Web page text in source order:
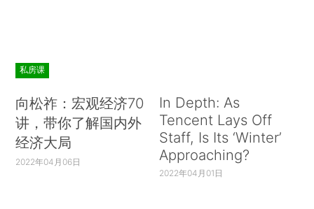
私房课
向松祚：宏观经济70
讲，带你了解国内外
经济大局
2022年04月06日
In Depth: As
Tencent Lays Off
Staff, Is Its ‘Winter’
Approaching?
2022年04月01日